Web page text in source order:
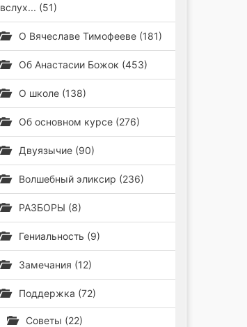
вслух... (51)
О Вячеславе Тимофееве (181)
Об Анастасии Божок (453)
О школе (138)
Об основном курсе (276)
Двуязычие (90)
Волшебный эликсир (236)
РАЗБОРЫ (8)
Гениальность (9)
Замечания (12)
Поддержка (72)
Советы (22)